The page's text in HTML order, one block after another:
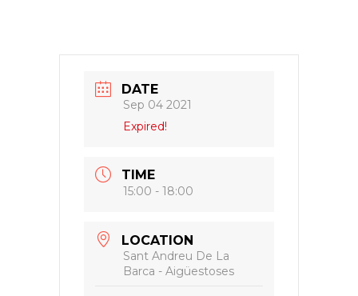
DATE
Sep 04 2021
Expired!
TIME
15:00 - 18:00
LOCATION
Sant Andreu De La
Barca - Aigüestoses